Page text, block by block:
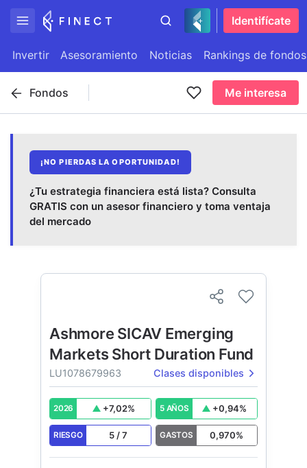
Identifícate
Invertir Asesoramiento Noticias Rankings de fondos
Fondos Me interesa
¡NO PIERDAS LA OPORTUNIDAD!
¿Tu estrategia financiera está lista? Consulta
GRATIS con un asesor financiero y toma ventaja
del mercado
Ashmore SICAV Emerging
Markets Short Duration Fund
LU1078679963 Clases disponibles
2026 +7,02% 5 AÑOS +0,94%
RIESGO 5 /7 GASTOS 0,970%